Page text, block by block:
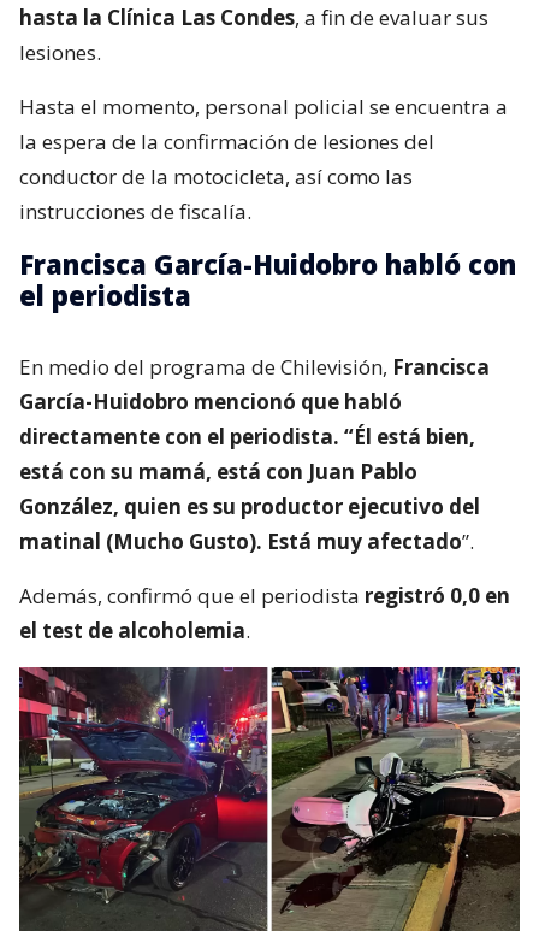
hasta la Clínica Las Condes, a fin de evaluar sus
lesiones.
Hasta el momento, personal policial se encuentra a
la espera de la confirmación de lesiones del
conductor de la motocicleta, así como las
instrucciones de fiscalía.
Francisca García-Huidobro habló con
el periodista
En medio del programa de Chilevisión, Francisca
García-Huidobro mencionó que habló
directamente con el periodista. “Él está bien,
está con su mamá, está con Juan Pablo
González, quien es su productor ejecutivo del
matinal (Mucho Gusto). Está muy afectado”.
Además, confirmó que el periodista registró 0,0 en
el test de alcoholemia.